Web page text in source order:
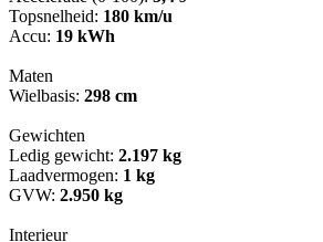
Topsnelheid: 180 km/u
Accu: 19 kWh
Maten
Wielbasis: 298 cm
Gewichten
Ledig gewicht: 2.197 kg
Laadvermogen: 1 kg
GVW: 2.950 kg
Interieur